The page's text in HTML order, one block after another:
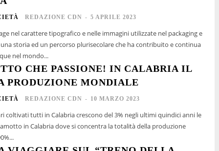
REDAZIONE CDN - 5 APRILE 2023
nel carattere tipografico e nelle immagini utilizzate nel packaging e
storia ed un percorso plurisecolare che ha contribuito e continua
nel mondo...
CHE PASSIONE! IN CALABRIA IL
PRODUZIONE MONDIALE
REDAZIONE CDN - 10 MARZO 2023
coltivati tutti in Calabria crescono del 3% negli ultimi quindici anni le
in Calabria dove si concentra la totalità della produzione